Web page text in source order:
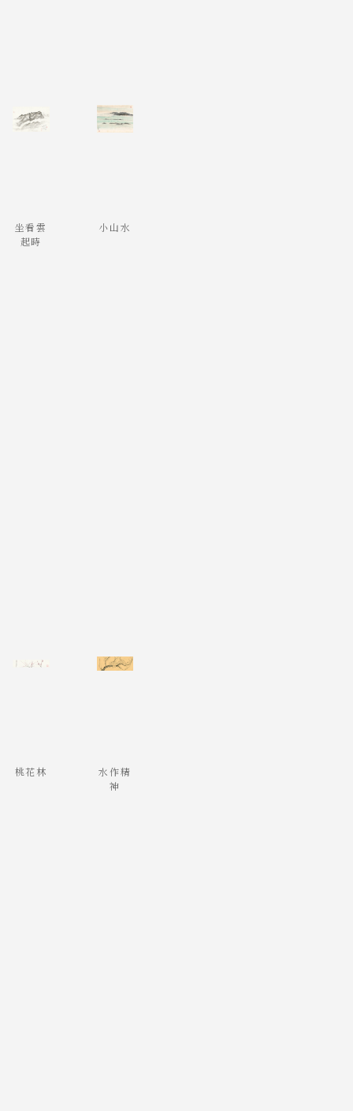
坐看雲
起時
小山水
桃花林
水作精
神